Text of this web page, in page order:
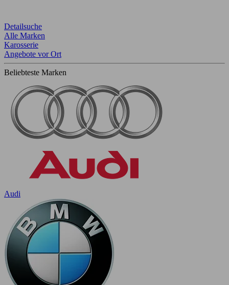
Detailsuche
Alle Marken
Karosserie
Angebote vor Ort
Beliebteste Marken
Audi